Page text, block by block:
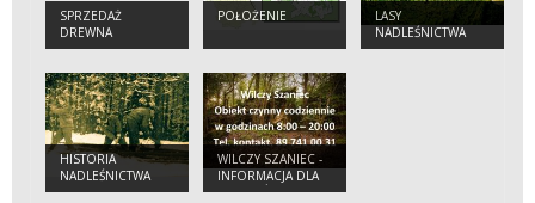
SPRZEDAŻ
DREWNA
POŁOŻENIE
LASY
NADLEŚNICTWA
HISTORIA
NADLEŚNICTWA
WILCZY SZANIEC -
INFORMACJA DLA
TURYSTÓW